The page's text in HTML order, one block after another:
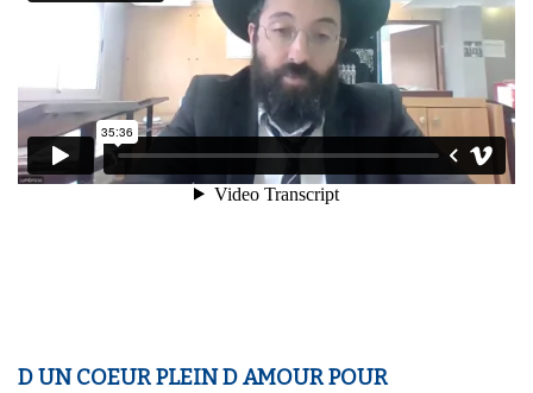
D UN COEUR PLEIN D AMOUR POUR